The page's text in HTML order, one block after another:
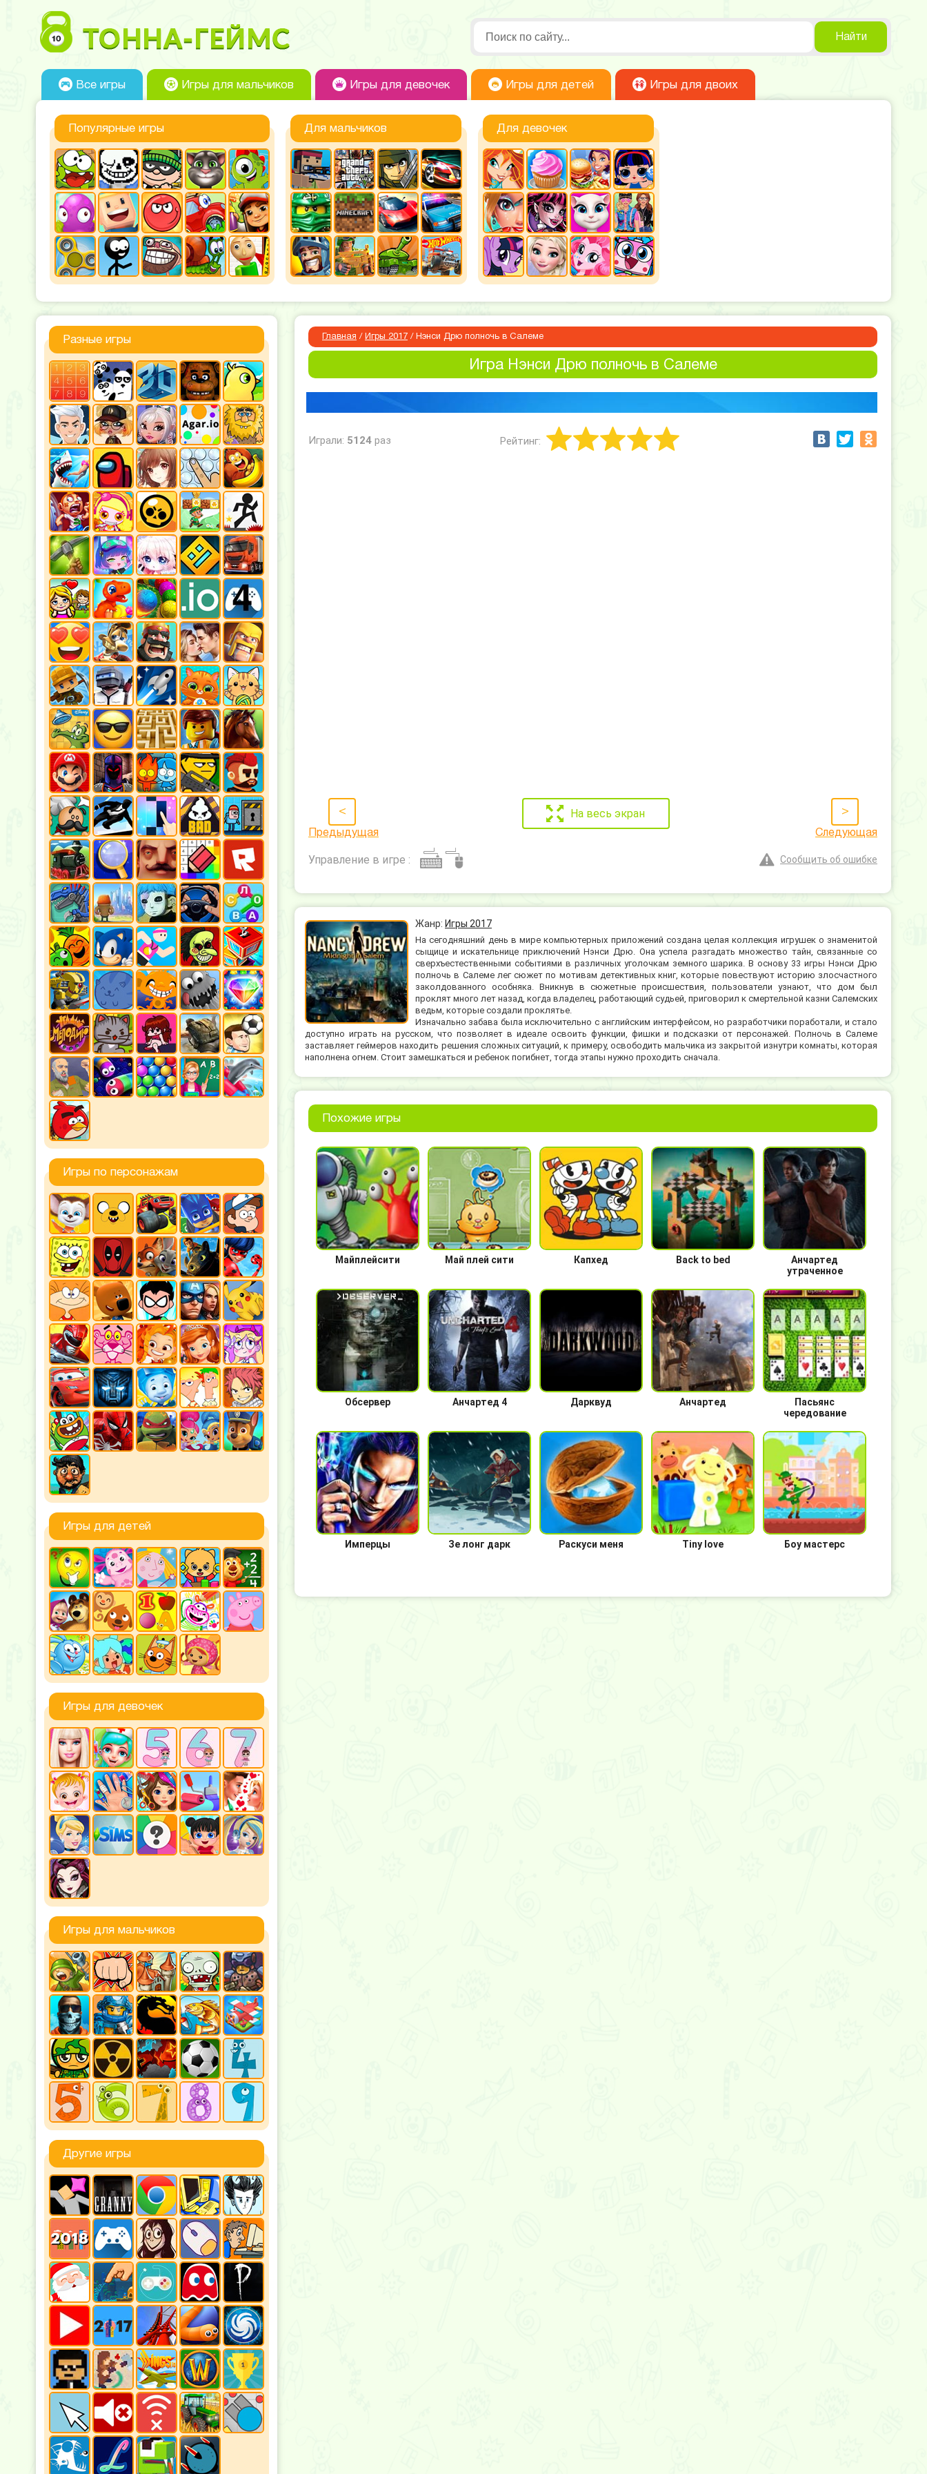
Найти
Все игры Игры для мальчиков Игры для девочек Игры для детей Игры для двоих
Популярные игры Для мальчиков Для девочек
Разные игры
Игры по персонажам
Игры для детей
Игры для девочек
Игры для мальчиков
Другие игры
Главная / Игры 2017 / Нэнси Дрю полночь в Салеме
Игра Нэнси Дрю полночь в Салеме
Играли: 5124 раз Рейтинг:
<
Предыдущая
На весь экран >
Следующая
Управление в игре : Сообщить об ошибке
Жанр: Игры 2017
На сегодняшний день в мире компьютерных приложений создана целая коллекция игрушек о знаменитой
сыщице и искательнице приключений Нэнси Дрю. Она успела разгадать множество тайн, связанные со
сверхъестественными событиями в различных уголочкам земного шарика. В основу 33 игры Нэнси Дрю
полночь в Салеме лег сюжет по мотивам детективных книг, которые повествуют историю злосчастного
заколдованного особняка. Вникнув в сюжетные происшествия, пользователи узнают, что дом был
проклят много лет назад, когда владелец, работающий судьей, приговорил к смертельной казни Салемских
ведьм, которые создали проклятье.
Изначально забава была исключительно с английским интерфейсом, но разработчики поработали, и стало
доступно играть на русском, что позволяет в идеале освоить функции, фишки и подсказки от персонажей. Полночь в Салеме
заставляет геймеров находить решения сложных ситуаций, к примеру, освободить мальчика из закрытой изнутри комнаты, которая
наполнена огнем. Стоит замешкаться и ребенок погибнет, тогда этапы нужно проходить сначала.
Похожие игры
Майплейсити Май плей сити Капхед Back to bed
Анчартед
утраченное
Обсервер Анчартед 4 Дарквуд Анчартед
Пасьянс
чередование
Имперцы Зе лонг дарк Раскуси меня Tiny love Боу мастерс